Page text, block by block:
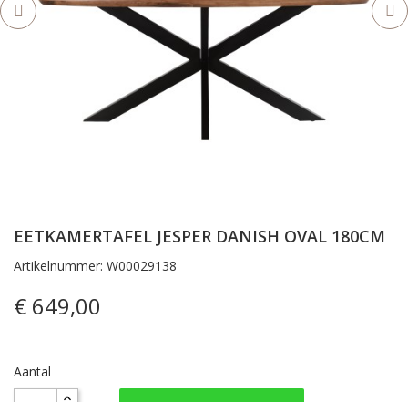
EETKAMERTAFEL JESPER DANISH OVAL 180CM
Artikelnummer: W00029138
€ 649,00
Aantal